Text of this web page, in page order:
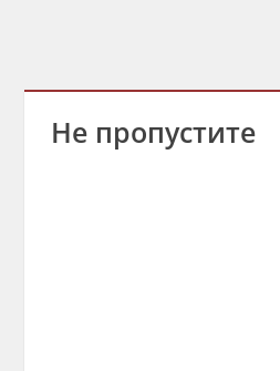
Не пропустите